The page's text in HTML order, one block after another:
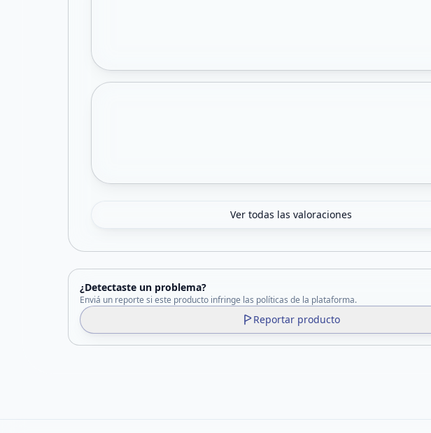
Ver todas las valoraciones
¿Detectaste un problema?
Enviá un reporte si este producto infringe las políticas de la plataforma.
Reportar producto